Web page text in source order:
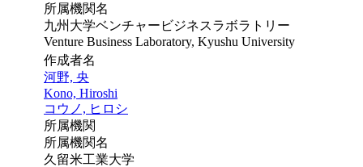
所属機関名
九州大学ベンチャービジネスラボラトリー
Venture Business Laboratory, Kyushu University
作成者名
河野, 央
Kono, Hiroshi
コウノ, ヒロシ
所属機関
所属機関名
久留米工業大学